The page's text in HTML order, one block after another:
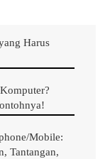
Harus
Mobile:
Tantangan,